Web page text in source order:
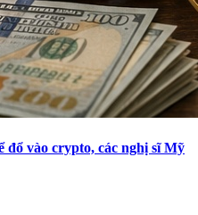
đổ vào crypto, các nghị sĩ Mỹ